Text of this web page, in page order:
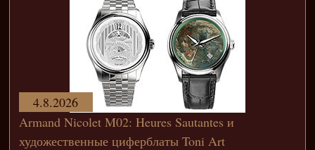
Armand Nicolet M02: Heures Sautantes и
художественные циферблаты Toni Art
4.8.2026